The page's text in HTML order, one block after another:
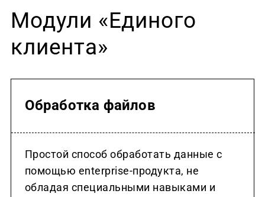
Модули «Единого
клиента»
Обработка файлов
Простой способ обработать данные с
помощью enterprise-продукта, не
обладая специальными навыками и